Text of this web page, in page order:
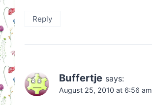
Reply
Buffertje says:
August 25, 2010 at 6:56 am